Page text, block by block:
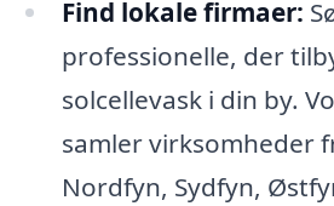
Find lokale firmaer:
professionelle, der
solcellevask i din by.
samler virksomheder
Nordfyn, Sydfyn,